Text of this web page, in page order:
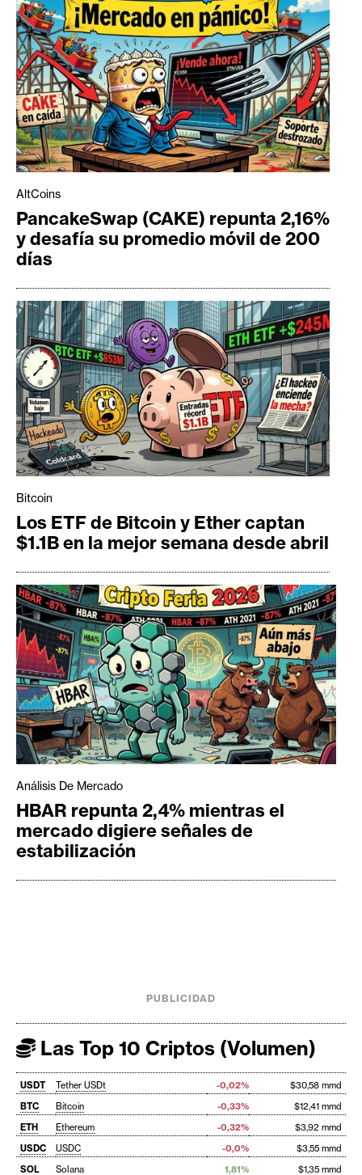
AltCoins
PancakeSwap (CAKE) repunta 2,16%
y desafía su promedio móvil de 200
días
Bitcoin
Los ETF de Bitcoin y Ether captan
$1.1B en la mejor semana desde abril
Análisis De Mercado
HBAR repunta 2,4% mientras el
mercado digiere señales de
estabilización
PUBLICIDAD
Las Top 10 Criptos (Volumen)
USDT Tether USDt -0,02%
$30,58 mmd
BTC
Bitcoin -0,33%
$12,41 mmd
ETH
Ethereum -0,32%
$3,92 mmd
USDC
USDC -0,0%
$3,55 mmd
SOL
Solana 1,81% $1,35 mmd